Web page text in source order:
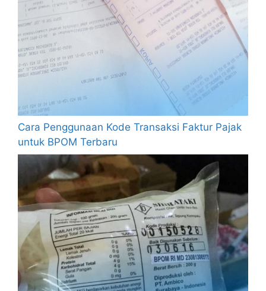
Cara Penggunaan Kode Transaksi Faktur Pajak
untuk BPOM Terbaru